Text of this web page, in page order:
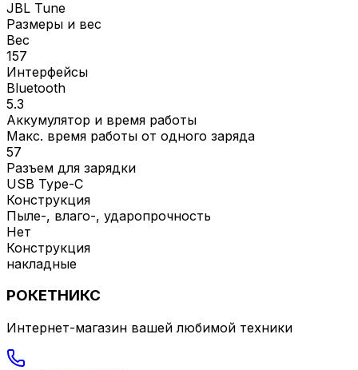
JBL Tune
Размеры и вес
Вес
157
Интерфейсы
Bluetooth
5.3
Аккумулятор и время работы
Макс. время работы от одного заряда
57
Разъем для зарядки
USB Type-C
Конструкция
Пыле-, влаго-, ударопрочность
Нет
Конструкция
накладные
РОКЕТНИКС
Интернет-магазин вашей любимой техники